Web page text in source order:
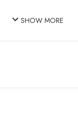
SHOW MORE